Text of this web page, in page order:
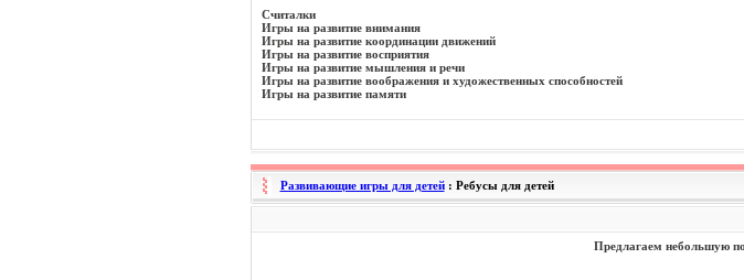
Считалки
Игры на развитие внимания
Игры на развитие координации движений
Игры на развитие восприятия
Игры на развитие мышления и речи
Игры на развитие воображения и художественных способностей
Игры на развитие памяти
Развивающие игры для детей : Ребусы для детей
Предлагаем небольшую